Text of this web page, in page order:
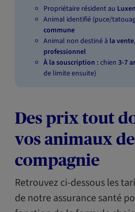
Propriétaire résident au
Animal identifié (puce/
commune
Animal non destiné à la vente,
professionnel
À la souscription : chien 3-7
de limite ensuite)
Des prix tout
vos animaux de
compagnie
Retrouvez ci-dessous les
de notre assurance santé